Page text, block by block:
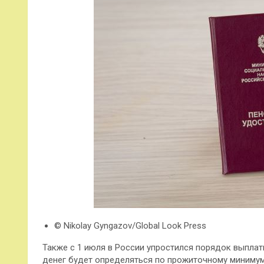
© Nikolay Gyngazov/Global Look Press
Также с 1 июля в России упростился порядок
денег будет определяться по прожиточному